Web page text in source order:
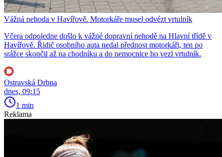
Vážná nehoda v Havířově. Motorkáře musel odvézt vrtulník
Včera odpoledne došlo k vážné dopravní nehodě na Hlavní třídě v
Havířově. Řidič osobního auta nedal přednost motorkáři, ten po
srážce skončil až na chodníku a do nemocnice ho vezl vrtulník.
Ostravská Drbna
dnes, 09:15
1 min
Reklama